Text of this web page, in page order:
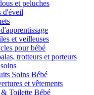
et peluches
d'éveil
et veilleuses
pour bébé
trotteurs et porteurs
Soins Bébé
et vêtements
Toilette Bébé